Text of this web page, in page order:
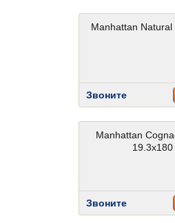
Manhattan
Звоните
Manhattan
19.3x180
Звоните